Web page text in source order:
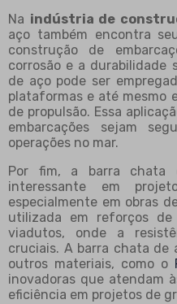
Na indústria de
aço também encontra
construção de
corrosão e a durabilidade
de aço pode ser
plataformas e até mesmo
de propulsão. Essa
embarcações sejam
operações no mar.
Por fim, a barra chata
interessante em
especialmente em obras
utilizada em reforços
viadutos, onde a
cruciais. A barra chata de
outros materiais, como o
inovadoras que atendam
eficiência em projetos de